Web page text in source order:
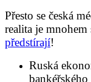
Přesto se česká
realita je mnohem
předstírají!
Ruská
bankéřského